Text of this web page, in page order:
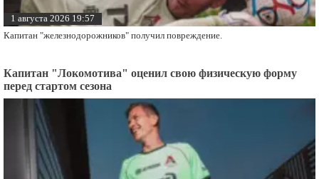
1 августа 2026 19:57
Капитан "железнодорожников" получил повреждение.
Капитан "Локомотива" оценил свою физическую форму
перед стартом сезона